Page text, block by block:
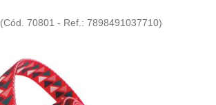
(Cód. 70801 - Ref.: 7898491037710)